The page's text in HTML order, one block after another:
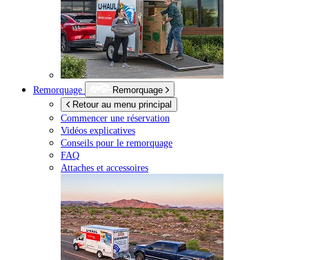
Remorquage
Remorquage
Retour au menu principal
Commencer une réservation
Vidéos explicatives
Conseils pour le remorquage
FAQ
Attaches et accessoires